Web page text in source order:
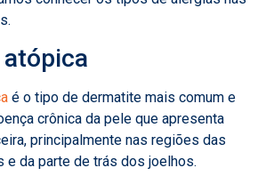
é o tipo de dermatite mais comum e
crônica da pele que apresenta
principalmente nas regiões das
e da parte de trás dos joelhos.